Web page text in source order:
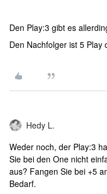
Den Play:3 gibt es
Den Nachfolger ist 5 Play
Hedy L.
Weder noch, der Play:3
Sie bei den One nicht
aus? Fangen Sie bei +5
Bedarf.